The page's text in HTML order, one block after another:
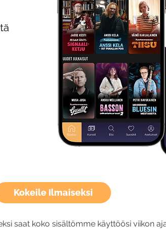
Kokeile Ilmaiseksi
saat koko sisältömme käyttöösi viikon